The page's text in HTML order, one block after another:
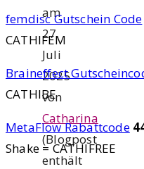
am
27.
Juli
2025
von
Catharina
(Blogpost
enthält
femdisc Gutschein Code
CATHIFEM
Braineffect
CATHIBE
MetaFlow Rabattcode
Shake = CATHIFREE